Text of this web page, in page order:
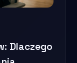
Dlaczego